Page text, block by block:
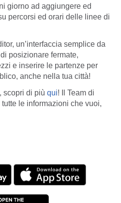
giorno ad aggiungere ed
percorsi ed orari delle linee di
un’interfaccia semplice da
posizionare fermate,
e inserire le partenze per
anche nella tua città!
scopri di più qui! Il Team di
le informazioni che vuoi,